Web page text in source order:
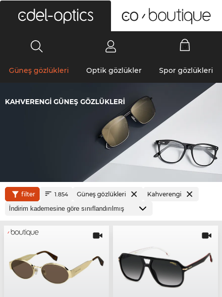
Güneş gözlükleri Optik gözlükler Spor gözlükleri
KAHVERENGI GÜNEŞ GÖZLÜKLERI
filter 1.854 Güneş gözlükleri Kahverengi